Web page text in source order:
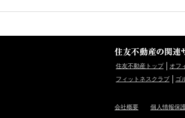
住友不動産トップ オフ
フィットネスクラブ
ゴ
会社概要 個人情報保